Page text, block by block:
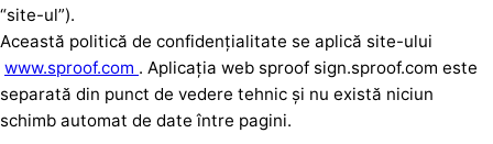
“site-ul”).
Această politică de confidențialitate se aplică site-ului
www.sproof.com . Aplicația web sproof sign.sproof.com este
separată din punct de vedere tehnic și nu există niciun
schimb automat de date între pagini.